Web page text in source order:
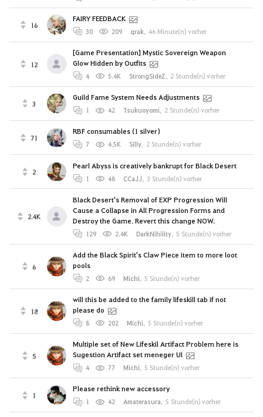
16
FAIRY FEEDBACK
30 209 qrak, 46 Minute(n) vorher
12
[Game Presentation] Mystic Sovereign Weapon
Glow Hidden by Outfits
4 5.4K StrongSideZ, 2 Stunde(n) vorher
3
Guild Fame System Needs Adjustments
1 42 Tsukuoyomi, 2 Stunde(n) vorher
71
RBF consumables (1 silver)
7 4.5K Silly, 2 Stunde(n) vorher
2
Pearl Abyss is creatively bankrupt for Black Desert
1 48 CCaJJ, 3 Stunde(n) vorher
2.4K
Black Desert's Removal of EXP Progression Will
Cause a Collapse in All Progression Forms and
Destroy the Game. Revert this change NOW.
129 2.4K DarkNihility, 5 Stunde(n) vorher
6
Add the Black Spirit's Claw Piece item to more loot
pools
2 69 Michi, 5 Stunde(n) vorher
18
will this be added to the family lifeskill tab if not
please do
8 202 Michi, 5 Stunde(n) vorher
5
Multiple set of New Lifeskil Artifact Problem here is
Sugestion Artifact set meneger UI
4 77 Michi, 5 Stunde(n) vorher
1
Please rethink new accessory
1 42 Amaterasura, 5 Stunde(n) vorher